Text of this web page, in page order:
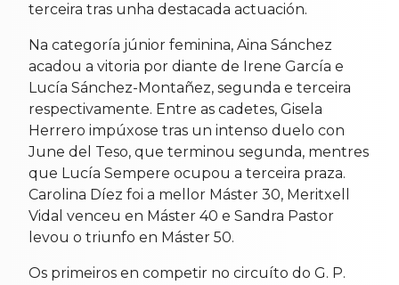
terceira tras unha destacada actuación.
Na categoría júnior feminina, Aina Sánchez
acadou a vitoria por diante de Irene García e
Lucía Sánchez-Montañez, segunda e terceira
respectivamente. Entre as cadetes, Gisela
Herrero impúxose tras un intenso duelo con
June del Teso, que terminou segunda, mentres
que Lucía Sempere ocupou a terceira praza.
Carolina Díez foi a mellor Máster 30, Meritxell
Vidal venceu en Máster 40 e Sandra Pastor
levou o triunfo en Máster 50.
Os primeiros en competir no circuíto do G. P.